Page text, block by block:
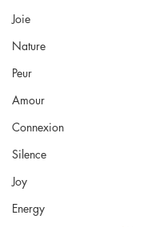
Joie
Nature
Peur
Amour
Connexion
Silence
Joy
Energy